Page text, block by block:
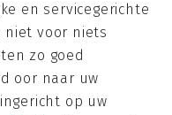
en servicegerichte
niet voor niets
zo goed
oor naar uw
op uw